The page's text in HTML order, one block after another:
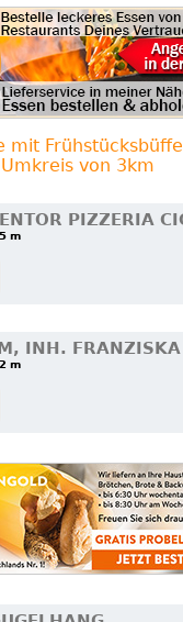
mit
Umkreis von 3km
PIZZERIA
m
INH. FRANZISKA
m